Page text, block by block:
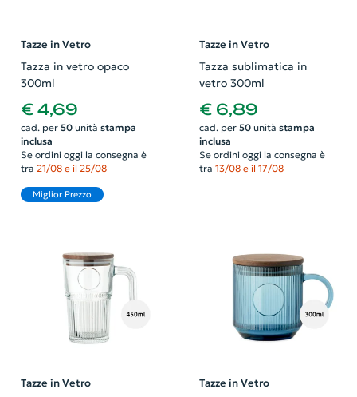
Tazze in Vetro
Tazza in vetro opaco
300ml
€ 4,69
cad. per 50unità stampa
inclusa
Se ordini oggi la consegna è
tra 21/08 e il 25/08
Miglior Prezzo
Tazze in Vetro
Tazza sublimatica in
vetro 300ml
€ 6,89
cad. per 50unità stampa
inclusa
Se ordini oggi la consegna è
tra 13/08 e il 17/08
Tazze in Vetro Tazze in Vetro